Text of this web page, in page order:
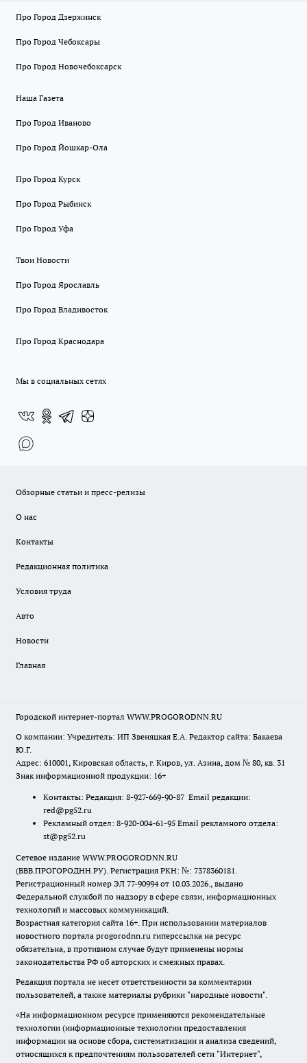
Про Город Дзержинск
Про Город Чебоксары
Про Город Новочебоксарск
Наша Газета
Про Город Иваново
Про Город Йошкар-Ола
Про Город Курск
Про Город Рыбинск
Про Город Уфа
Твои Новости
Про Город Ярославль
Про Город Владивосток
Про Город Краснодара
Мы в социальных сетях
Обзорные статьи и пресс-релизы
О нас
Контакты
Редакционная политика
Условия труда
Авто
Новости
Главная
Городской интернет-портал WWW.PROGORODNN.RU
О компании: Учредитель: ИП Звеняцкая Е.А. Редактор сайта: Бакаева
Ю.Г.
Адрес: 610001, Кировская область, г. Киров, ул. Азина, дом № 80, кв. 31
Знак информационной продукции: 16+
Контакты: Редакция: 8-927-669-90-87 Email редакции:
red@pg52.ru
Рекламный отдел: 8-920-004-61-95 Email рекламного отдела:
st@pg52.ru
Сетевое издание WWW.PROGORODNN.RU
(ВВВ.ПРОГОРОДНН.РУ). Регистрация РКН: №: 7378360181.
Регистрационный номер ЭЛ 77-90994 от 10.03.2026., выдано
Федеральной службой по надзору в сфере связи, информационных
технологий и массовых коммуникаций.
Возрастная категория сайта 16+. При использовании материалов
новостного портала progorodnn.ru гиперссылка на ресурс
обязательна, в противном случае будут применены нормы
законодательства РФ об авторских и смежных правах.
Редакция портала не несет ответственности за комментарии
пользователей, а также материалы рубрики "народные новости".
«На информационном ресурсе применяются рекомендательные
технологии (информационные технологии предоставления
информации на основе сбора, систематизации и анализа сведений,
относящихся к предпочтениям пользователей сети "Интернет",